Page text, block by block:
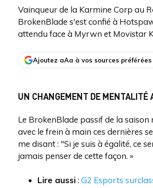
Vainqueur de la Karmine Corp au
BrokenBlade s'est confié à
attendu face à Myrwn et Movistar
Ajoutez aAa à vos sources préférées
UN CHANGEMENT DE MENTALITÉ
Le BrokenBlade passif de la
avec le frein à main ces dernières
me disant : "Si je suis à égalité, ce
jamais penser de cette façon. »
Lire aussi:G2 Esports